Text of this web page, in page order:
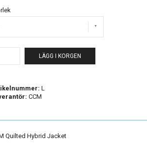
LÄGG I KORGEN
L
CCM
Quilted Hybrid Jacket